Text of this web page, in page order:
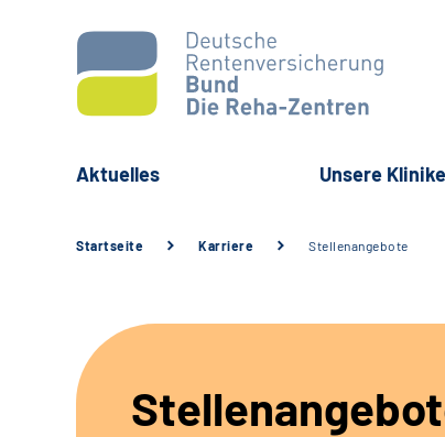
Aktuelles Unsere
Startseite Karriere Stellenangebote